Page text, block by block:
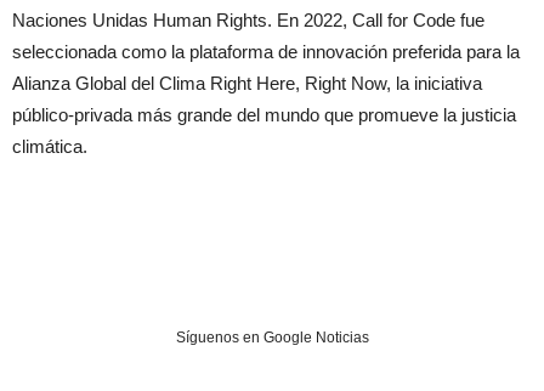
Naciones Unidas Human Rights. En 2022, Call for Code fue
seleccionada como la plataforma de innovación preferida para la
Alianza Global del Clima Right Here, Right Now, la iniciativa
público-privada más grande del mundo que promueve la justicia
climática.
Síguenos en Google Noticias